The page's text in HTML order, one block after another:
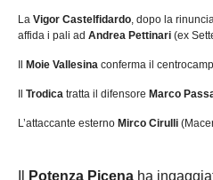
La Vigor Castelfidardo , dopo la
affida i pali ad Andrea Pettinari (ex
Il Moie Vallesina conferma il
Il Trodica tratta il difensore Marco
L’attaccante esterno Mirco Cirulli
Potenza Picena ha